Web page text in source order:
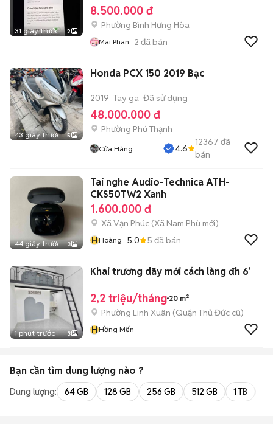
31 giây trước 2
8.500.000 đ
Phường Bình Hưng Hòa
Mai Phan 2 đã bán
43 giây trước 5
Honda PCX 150 2019 Bạc
2019 Tay ga Đã sử dụng
48.000.000 đ
Phường Phú Thạnh
Cửa Hàng
4.6
12367 đã
bán
44 giây trước 3
Tai nghe Audio-Technica ATH-
CKS50TW2 Xanh
1.600.000 đ
Xã Vạn Phúc (Xã Nam Phù mới)
HHoàng 5.0 5 đã bán
1 phút trước 3
Khai trương dãy mới cách làng đh 6'
2,2 triệu/tháng 20 m²
Phường Linh Xuân (Quận Thủ Đức cũ)
HHồng Mến
Bạn cần tìm dung lượng nào ?
Dung lượng: 64 GB 128 GB 256 GB 512 GB 1 TB